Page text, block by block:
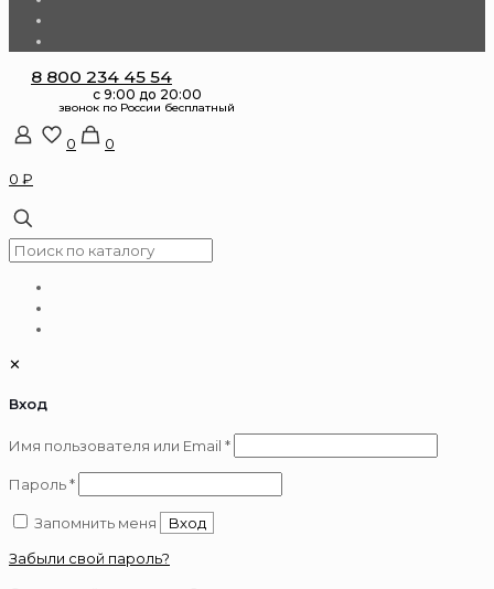
8 800 234 45 54
0
0
0 ₽
✕
Вход
Имя пользователя или Email *Обязательно
Пароль*Обязательно
Запомнить меня
Вход
Забыли свой пароль?